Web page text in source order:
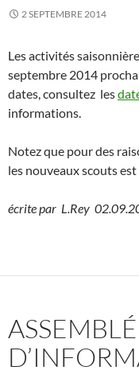
2 SEPTEMBRE 2014
Les activités
septembre 2014
dates, consultez les
informations.
Notez que pour des
les nouveaux scouts
écrite par L.Rey